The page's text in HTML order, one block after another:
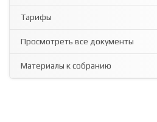
Тарифы
Просмотреть все документы
Материалы к собранию